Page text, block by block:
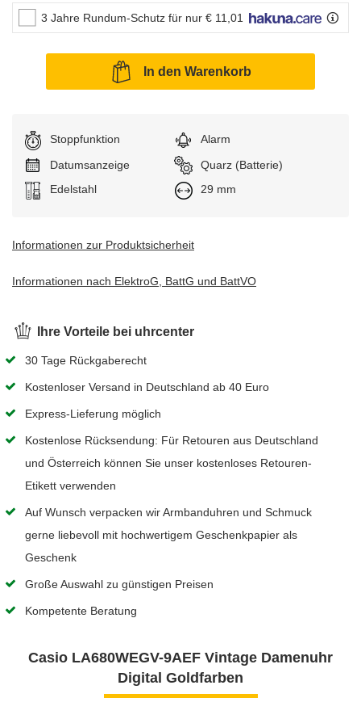
3 Jahre Rundum-Schutz für nur € 11,01
In den Warenkorb
Stoppfunktion
Alarm
Datumsanzeige
Uhrwerk:
Quarz (Batterie)
Armband:
Edelstahl Breite:
29 mm
Informationen zur Produktsicherheit
Informationen nach ElektroG, BattG und BattVO
Ihre Vorteile bei uhrcenter
30 Tage Rückgaberecht
Kostenloser Versand in Deutschland ab 40 Euro
Express-Lieferung möglich
Kostenlose Rücksendung: Für Retouren aus Deutschland
und Österreich können Sie unser kostenloses Retouren-
Etikett verwenden
Auf Wunsch verpacken wir Armbanduhren und Schmuck
gerne liebevoll mit hochwertigem Geschenkpapier als
Geschenk
Große Auswahl zu günstigen Preisen
Kompetente Beratung
Casio LA680WEGV-9AEF Vintage Damenuhr
Digital Goldfarben